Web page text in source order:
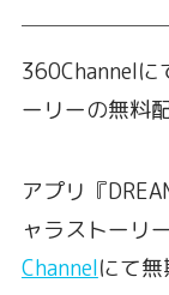
360Channelに
ーリーの無料
アプリ『
ャラストーリ
Channelにて無